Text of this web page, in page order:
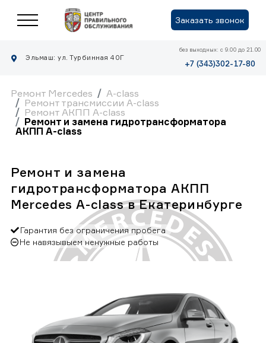
Заказать звонок
Эльмаш: ул. Турбинная 40Г
без выходных: с 9.00 до 21.00
+7 (343)302-17-80
Ремонт Mercedes
A-class
Ремонт трансмиссии A-class
Ремонт АКПП A-class
Ремонт и замена гидротрансформатора
АКПП A-class
Ремонт и замена
гидротрансформатора АКПП
Mercedes A-class в Екатеринбурге
Гарантия без ограничения пробега
Не навязывыем ненужные работы